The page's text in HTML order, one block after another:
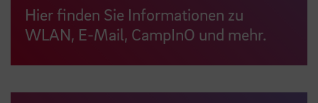
Hier finden Sie Informationen zu
WLAN, E-Mail, CampInO und mehr.